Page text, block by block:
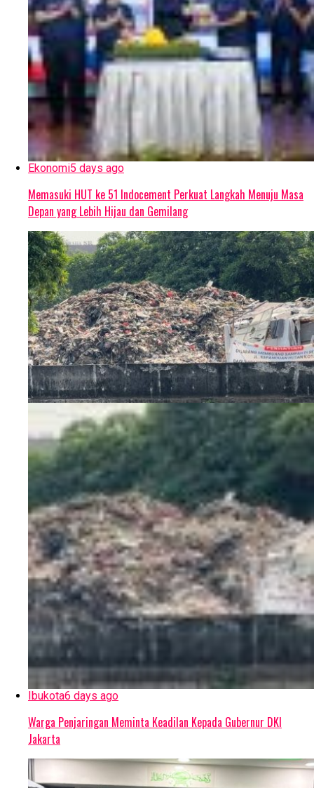
Ekonomi5 days ago
Memasuki HUT ke 51 Indocement Perkuat Langkah Menuju Masa
Depan yang Lebih Hijau dan Gemilang
Ibukota6 days ago
Warga Penjaringan Meminta Keadilan Kepada Gubernur DKI
Jakarta